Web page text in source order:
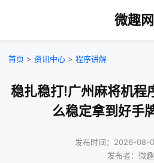
微趣网
首页 > 资讯中心 > 程序讲解
稳扎稳打!广州麻将机程
么稳定拿到好手
发布时间：2026-08-
发布者：微